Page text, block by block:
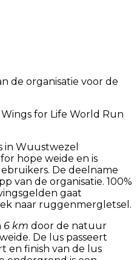
de organisatie voor de
for Life World Run
in Wuustwezel
hope weide en is
De deelname
van de organisatie. 100%
gaat
naar ruggenmergletsel.
6 km door de natuur
De lus passeert
en finish van de lus